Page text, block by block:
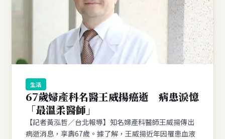
生活
67歲婦產科名醫王威揚癌逝 病患淚憶
「最溫柔醫師」
【記者黃泓哲／台北報導】知名婦產科醫師王威揚傳出
病逝消息，享壽67歲。據了解，王威揚近年因罹患血液